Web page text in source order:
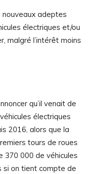
adeptes
électriques et/ou
malgré l’intérêt moins
qu’il venait de
électriques
2016, alors que la
tours de roues
370 000 de véhicules
si on tient compte de